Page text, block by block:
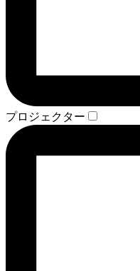
プロジェクター